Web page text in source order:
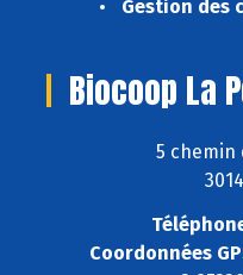
Gestion des
Biocoop La
5 chemin
Coordonnées